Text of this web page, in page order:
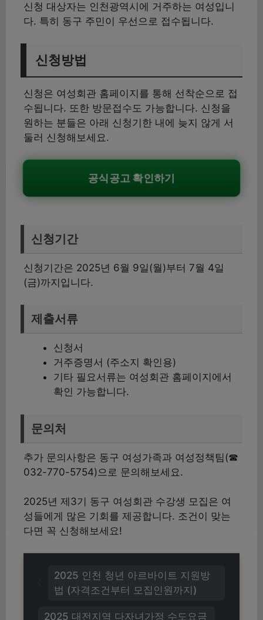
신청 대상자는 인천광역시에 거주하는 여성입니
다. 특히 동구 주민이 우선으로 접수됩니다.
신청방법
신청은 여성회관 홈페이지를 통해 선착순으로 접
수됩니다. 또한 방문접수도 가능합니다. 신청을
원하는 분들은 아래 신청기한 내에 늦지 않게 서
둘러 신청해보세요.
공식공고 확인하기
신청기간
신청기간은 2025년 6월 9일(월)부터 7월 4일
(금)까지입니다.
제출서류
신청서
거주증명서 (주소지 확인용)
기타 필요서류는 여성회관 홈페이지에서
확인 가능합니다.
문의처
추가 문의사항은 동구 여성가족과 여성정책팀(☎
032-770-5754)으로 문의해보세요.
2025년 제3기 동구 여성회관 수강생 모집은 여
성들에게 많은 기회를 제공합니다. 조건이 맞는
다면 꼭 신청해보세요!
2025 대전지역 다자녀가정 수도요금
2025 인천 청년 아르바이트 지원방
법 (자격조건부터 모집인원까지)